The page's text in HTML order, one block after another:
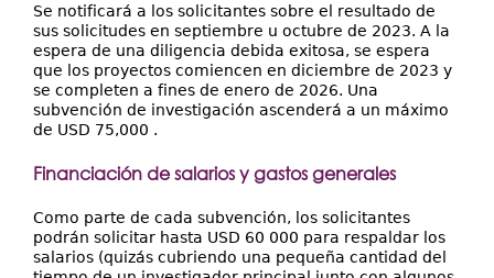
Se notificará a los solicitantes sobre el resultado de
sus solicitudes en septiembre u octubre de 2023. A la
espera de una diligencia debida exitosa, se espera
que los proyectos comiencen en diciembre de 2023 y
se completen a fines de enero de 2026. Una
subvención de investigación ascenderá a un máximo
de USD 75,000 .
Financiación de salarios y gastos generales
Como parte de cada subvención, los solicitantes
podrán solicitar hasta USD 60 000 para respaldar los
salarios (quizás cubriendo una pequeña cantidad del